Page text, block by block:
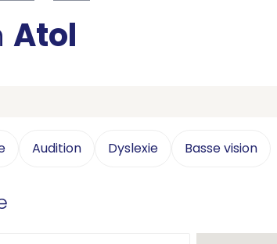
Atol
Audition Dyslexie Basse vision